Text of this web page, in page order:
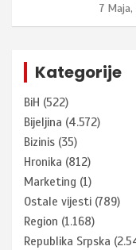
7
Kategorije
BiH (522)
Bijeljina (4.572)
Bizinis (35)
Hronika (812)
Marketing (1)
Ostale vijesti (789)
Region (1.168)
Republika Srpska